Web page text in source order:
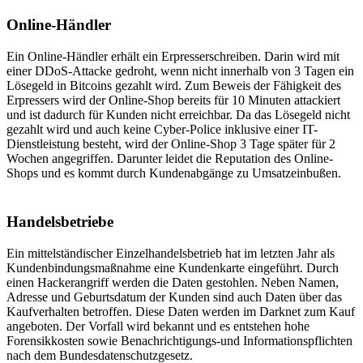
Online-Händler
Ein Online-Händler erhält ein Erpresserschreiben. Darin wird mit
einer DDoS-Attacke gedroht, wenn nicht innerhalb von 3 Tagen ein
Lösegeld in Bitcoins gezahlt wird. Zum Beweis der Fähigkeit des
Erpressers wird der Online-Shop bereits für 10 Minuten attackiert
und ist dadurch für Kunden nicht erreichbar. Da das Lösegeld nicht
gezahlt wird und auch keine Cyber-Police inklusive einer IT-
Dienstleistung besteht, wird der Online-Shop 3 Tage später für 2
Wochen angegriffen. Darunter leidet die Reputation des Online-
Shops und es kommt durch Kundenabgänge zu Umsatzeinbußen.
Handelsbetriebe
Ein mittelständischer Einzelhandelsbetrieb hat im letzten Jahr als
Kundenbindungsmaßnahme eine Kundenkarte eingeführt. Durch
einen Hackerangriff werden die Daten gestohlen. Neben Namen,
Adresse und Geburtsdatum der Kunden sind auch Daten über das
Kaufverhalten betroffen. Diese Daten werden im Darknet zum Kauf
angeboten. Der Vorfall wird bekannt und es entstehen hohe
Forensikkosten sowie Benachrichtigungs-und Informationspflichten
nach dem Bundesdatenschutzgesetz.